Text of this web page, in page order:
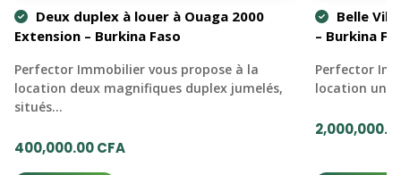
Deux duplex à louer à Ouaga 2000
Extension – Burkina Faso
Perfector Immobilier vous propose à la
location deux magnifiques duplex jumelés,
situés…
400,000.00 CFA
Belle
– Burkina
Perfector
location une